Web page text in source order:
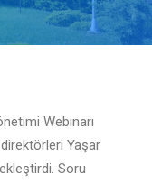
Webinarı
direktörleri Yaşar
Soru